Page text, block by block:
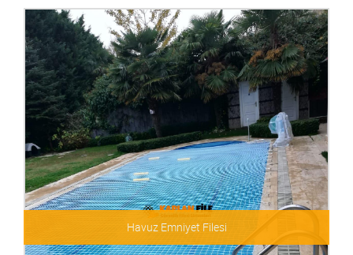
Havuz Emniyet Filesi